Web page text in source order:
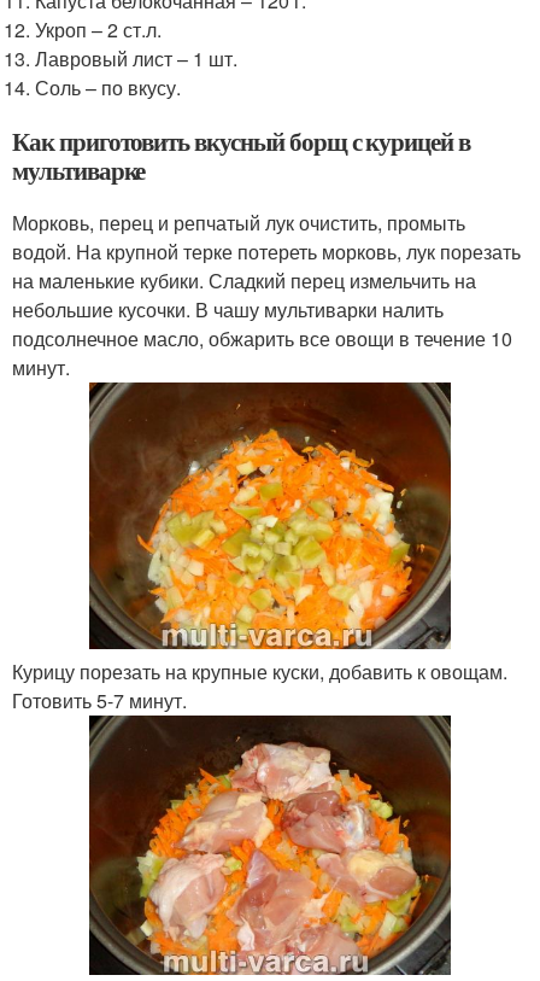
Укроп – 2 ст.л.
Лавровый лист – 1 шт.
Соль – по вкусу.
Как приготовить вкусный борщ с курицей в
мультиварке
Морковь, перец и репчатый лук очистить, промыть
водой. На крупной терке потереть морковь, лук порезать
на маленькие кубики. Сладкий перец измельчить на
небольшие кусочки. В чашу мультиварки налить
подсолнечное масло, обжарить все овощи в течение 10
минут.
Курицу порезать на крупные куски, добавить к овощам.
Готовить 5-7 минут.